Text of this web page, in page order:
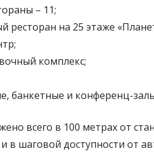
– 11;
ресторан на 25 этаже
комплекс;
банкетные и конференц-
всего в 100 метрах от
в шаговой доступности от